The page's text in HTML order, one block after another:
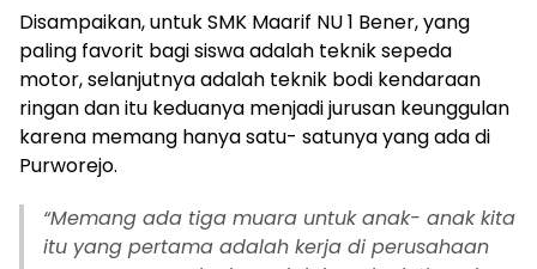
Disampaikan, untuk SMK Maarif NU 1 Bener, yang
paling favorit bagi siswa adalah teknik sepeda
motor, selanjutnya adalah teknik bodi kendaraan
ringan dan itu keduanya menjadi jurusan keunggulan
karena memang hanya satu- satunya yang ada di
Purworejo.
“Memang ada tiga muara untuk anak- anak kita
itu yang pertama adalah kerja di perusahaan